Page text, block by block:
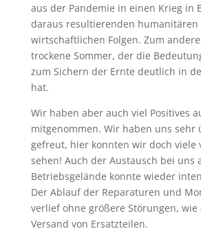
aus der Pandemie in einen Krieg in
daraus resultierenden humanitären
wirtschaftlichen Folgen. Zum
trockene Sommer, der die
zum Sichern der Ernte deutlich in
hat.
Wir haben aber auch viel Positives
mitgenommen. Wir haben uns sehr
gefreut, hier konnten wir doch viele
sehen! Auch der Austausch bei uns
Betriebsgelände konnte wieder
Der Ablauf der Reparaturen und
verlief ohne größere Störungen, wie
Versand von Ersatzteilen.